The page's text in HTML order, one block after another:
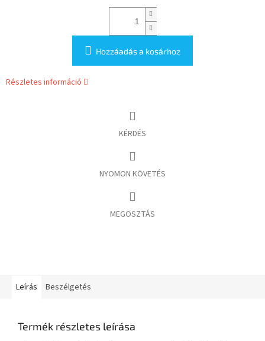
Hozzáadás a kosárhoz
Részletes információ
KÉRDÉS
NYOMON KÖVETÉS
MEGOSZTÁS
Leírás Beszélgetés
Termék részletes leírása